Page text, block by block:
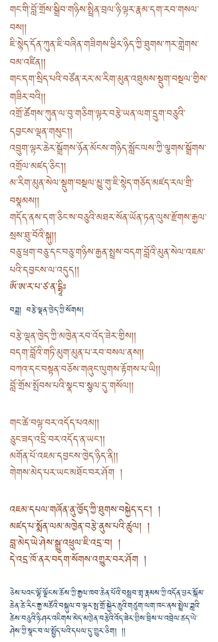
གང་གི་བློ་གྲོས་སྒྲིབ་གཉིས་སྤྲིན་བྲལ་ཉི་ལྟར་རྣམ་དག་རབ་གསལ་
བས། །
ཇི་སྙེད་དོན་ཀུན་ཇི་བཞིན་གཟིགས་ཕྱིར་ཉིད་ཀྱི་ཐུགས་ཀར་གླེགས་
བམ་འཛིན། །
གང་དག་སྲིད་པའི་བཙོན་རར་མ་རིག་མུན་འཐུམས་སྡུག་བསྔལ་གྱིས་
གཟིར་བའི། །
འགྲོ་ཚོགས་ཀུན་ལ་བུ་གཅིག་ལྟར་བརྩེ་ཡན་ལག་དྲུག་བཅུའི་
དབྱངས་ལྡན་གསུང༌། །
འབྲུག་ལྟར་ཆེར་སྒྲོགས་ཉོན་མོངས་གཉིད་སློང་ལས་ཀྱི་ལྕགས་སྒྲོགས་
འགྲོལ་མཛད་ཅིང༌། །
མ་རིག་མུན་སེལ་སྡུག་བསྔལ་མྱུ་གུ་ཇི་སྙེད་གཅོད་མཛད་རལ་གྲི་
བསྣམས། །
གདོད་ནས་དག་ཅིང་ས་བཅུའི་མཐར་སོན་ཡོན་ཏན་ལུས་རྫོགས་རྒྱལ་
སྲས་ཐུ་བོའི་སྐུ། །
བཅུ་ཕྲག་བཅུ་དང་བཅུ་གཉིས་རྒྱན་སྤྲས་བདག་བློའི་མུན་སེལ་འཇམ་
པའི་དབྱངས་ལ་འདུད། །
ཨོཾ་ཨ་ར་པ་ཙ་ན་དྷཱིཿ
བཟླ། བརྩེ་ལྡན་ཁྱེད་ཀྱི་སོགས།
བརྩེ་ལྡན་ཁྱེད་ཀྱི་མཁྱེན་རབ་འོད་ཟེར་གྱིས། །
བདག་བློའི་གཏི་མུག་མུན་པ་རབ་བསལ་ནས། །
བཀའ་དང་བསྟན་བཅོས་གཞུང་ལུགས་རྟོགས་པ་ཡི། །
བློ་གྲོས་སྤོབས་པའི་སྣང་བ་སྩལ་དུ་གསོལ། །
གང་ཚེ་བལྟ་བར་འདོད་པའམ། །
ཅུང་ཟད་འདྲི་བར་འདོད་ན་ཡང༌། །
མགོན་པོ་འཇམ་དབྱངས་ཁྱེད་ཉིད་ནི། །
གེགས་མེད་པར་ཡང་མཐོང་བར་ཤོག །
འཇམ་དཔལ་གཞོན་ནུ་ཁྱོད་ཀྱི་ཐུགས་བསྐྱེད་དང་། །
མཛད་པ་སྨོན་ལམ་མཁྱེན་བརྩེ་ནུས་པའི་ཚུལ། །
བླ་མེད་ཡེ་ཤེས་སྒྱུ་འཕྲུལ་ཇི་འདྲ་བ། །
དེ་འདྲ་ཁོ་ནར་བདག་སོགས་འགྱུར་བར་ཤོག །
ཅེས་པའང་ལྷོ་ལྗོངས་ཆོས་ཀྱི་རྒྱལ་ཁབ་ཆེན་པོའི་བསླབ་གྲྭ་རྣམས་ཀྱི་འདོན་བྱར་སྒོམ་
ཆེན་ཚེ་རིང་རྒྱ་མཚོའི་བསྐུལ་བ་ལྟར་སྤ་གྲོ་སྐྱེར་ཆུའི་གཙུག་ལག་ཁང་ནས་སྤྲེལ་ཟླའི་
ཚེས་བཅུའི་ཉི་ཤར་འཇིགས་མེད་མཁྱེན་བརྩེའི་འོད་ཟེར་གྱིས་བྲིས་པ་འབྲེལ་ཚད་ཡེ་
ཤེས་ཀྱི་སྣང་བ་ལ་སྤྱོད་པའི་དཔལ་དུ་གྱུར་ཅིག། །།